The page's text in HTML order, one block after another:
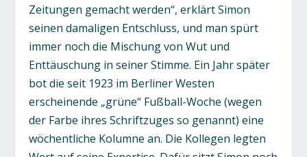
Zeitungen gemacht werden“, erklärt Simon
seinen damaligen Entschluss, und man spürt
immer noch die Mischung von Wut und
Enttäuschung in seiner Stimme. Ein Jahr später
bot die seit 1923 im Berliner Westen
erscheinende „grüne“ Fußball-Woche (wegen
der Farbe ihres Schriftzuges so genannt) eine
wöchentliche Kolumne an. Die Kollegen legten